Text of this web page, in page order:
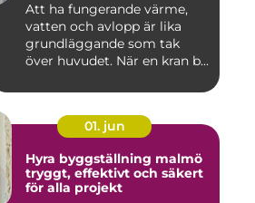
Att ha fungerande värme,
vatten och avlopp är lika
grundläggande som tak
över huvudet. När en kran b...
01. jun
Hyra byggställning malmö
tryggt, effektivt och säkert
för alla projekt